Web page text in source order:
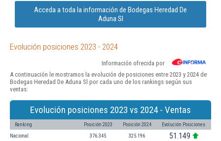
Acceda a toda la información de Bodegas Heredad De
Aduna Sl
Evolución posiciones 2023 - 2024
Información ofrecida por
A continuación le mostramos la evolución de posiciones entre 2023 y 2024 de
Bodegas Heredad De Aduna Sl por cada uno de los rankings según sus
ventas:
Evolución posiciones 2023 vs 2024 - Ventas
Ranking Posición 2023 Posición 2024 Evolución Posiciones
Nacional 376.345 325.196 51.149